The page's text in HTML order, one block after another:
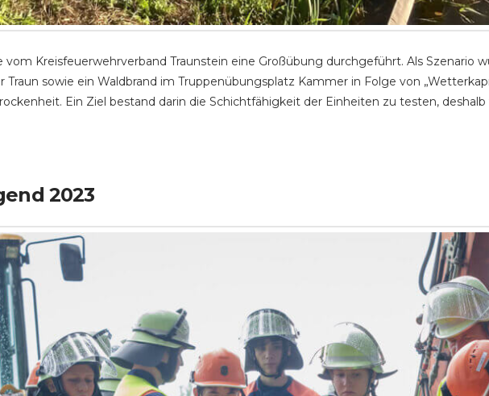
vom Kreisfeuerwehrverband Traunstein eine Großübung durchgeführt. Als Szenario
Traun sowie ein Waldbrand im Truppenübungsplatz Kammer in Folge von
Ein Ziel bestand darin die Schichtfähigkeit der Einheiten zu testen,
2023